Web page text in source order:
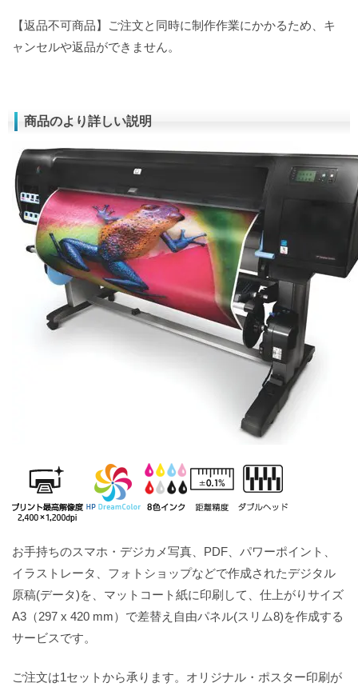
【返品不可商品】ご注文と同時に制作作業にかかるため、キ
ャンセルや返品ができません。
商品のより詳しい説明
お手持ちのスマホ・デジカメ写真、PDF、パワーポイント、
イラストレータ、フォトショップなどで作成されたデジタル
原稿(データ)を、マットコート紙に印刷して、仕上がりサイズ
A3（297 x 420 mm）で差替え自由パネル(スリム8)を作成する
サービスです。
ご注文は1セットから承ります。オリジナル・ポスター印刷が